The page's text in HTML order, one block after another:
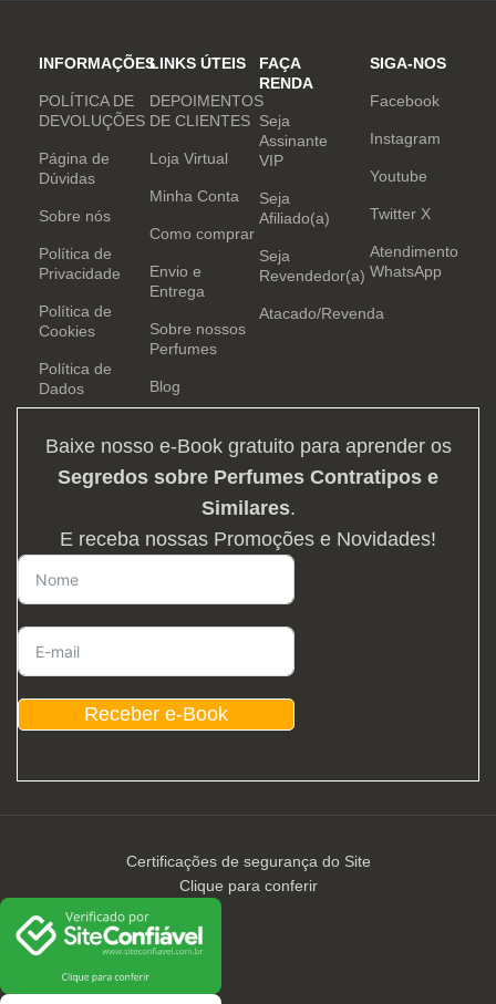
INFORMAÇÕES
POLÍTICA DE
DEVOLUÇÕES
Página de
Dúvidas
Sobre nós
Política de
Privacidade
Política de
Cookies
Política de
Dados
LINKS ÚTEIS
DEPOIMENTOS
DE CLIENTES
Loja Virtual
Minha Conta
Como comprar
Envio e
Entrega
Sobre nossos
Perfumes
Blog
FAÇA
RENDA
Seja
Assinante
VIP
Seja
Afiliado(a)
Seja
Revendedor(a)
Atacado/Revenda
SIGA-NOS
Facebook
Instagram
Youtube
Twitter X
Atendimento
WhatsApp
Baixe nosso e-Book gratuito para aprender os
Segredos sobre Perfumes Contratipos e
Similares.
E receba nossas Promoções e Novidades!
Receber e-Book
Certificações de segurança do Site
Clique para conferir